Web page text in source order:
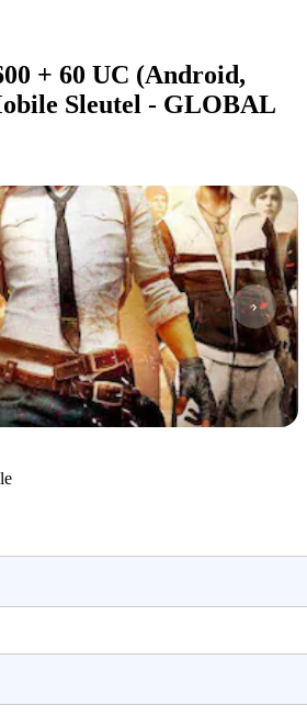
+ 60 UC (Android,
Sleutel - GLOBAL